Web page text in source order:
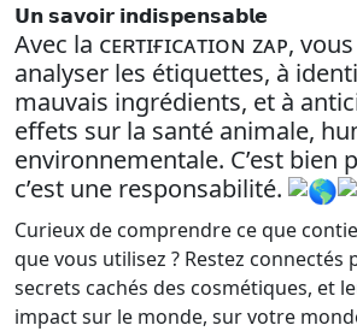
𝗨𝗻 𝘀𝗮𝘃𝗼𝗶𝗿 𝗶𝗻𝗱𝗶𝘀𝗽𝗲𝗻𝘀𝗮𝗯𝗹𝗲
Avec la ᴄᴇʀᴛɪғɪᴄᴀᴛɪᴏɴ ᴢᴀᴘ,
analyser les étiquettes, à
mauvais ingrédients, et à
effets sur la santé animale,
environnementale. C’est bien
c’est une responsabilité.
Curieux de comprendre ce que
que vous utilisez ? Restez connectés
secrets cachés des cosmétiques, et
impact sur le monde, sur votre